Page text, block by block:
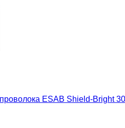
ESAB Shield-Bright